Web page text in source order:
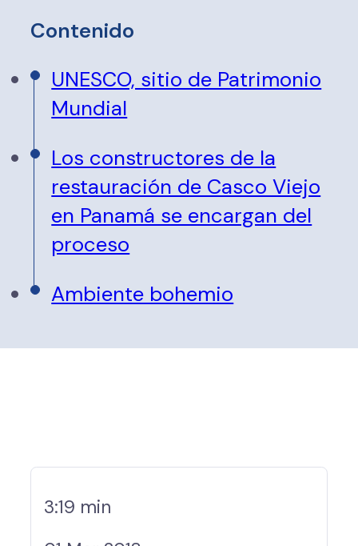
Contenido
UNESCO, sitio de Patrimonio
Mundial
Los constructores de la
restauración de Casco Viejo
en Panamá se encargan del
proceso
Ambiente bohemio
3:19 min